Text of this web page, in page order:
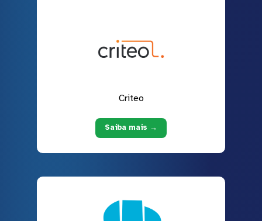
Criteo
Saiba mais →